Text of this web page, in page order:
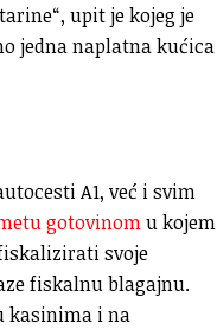
upit je kojeg je
jedna naplatna kućica
A1, već i svim
gotovinomu kojem
svoje
fiskalnu blagajnu.
kasinima i na